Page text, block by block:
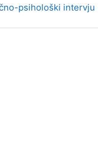
psihološki intervju